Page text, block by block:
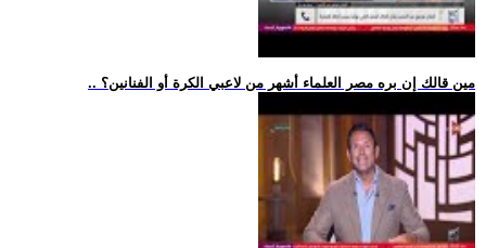
.. مين قالك إن بره مصر العلماء أشهر من لاعبي الكرة أو الفنانين؟